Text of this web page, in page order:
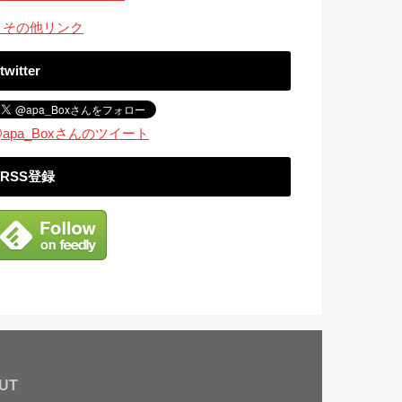
その他リンク
twitter
さんのツイート
RSS登録